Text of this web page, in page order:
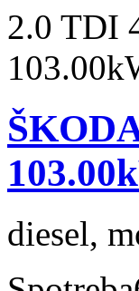
diesel,